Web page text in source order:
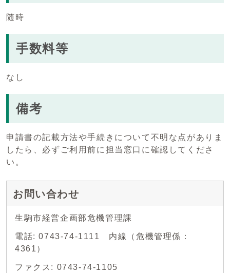
随時
手数料等
なし
備考
申請書の記載方法や手続きについて不明な点がありま
したら、必ずご利用前に担当窓口に確認してくださ
い。
お問い合わせ
生駒市経営企画部危機管理課
電話: 0743-74-1111 内線（危機管理係：
4361）
ファクス: 0743-74-1105